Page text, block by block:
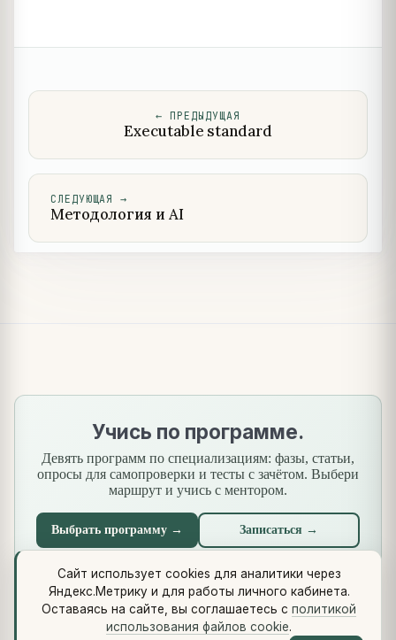
← ПРЕДЫДУЩАЯ
Executable standard
СЛЕДУЮЩАЯ →
Методология и AI
Учись по программе.
Девять программ по специализациям: фазы, статьи,
опросы для самопроверки и тесты с зачётом. Выбери
маршрут и учись с ментором.
Выбрать программу → Записаться →
Что нового Стандарты Сквозной кейс
Методология (Use Case Pattern)
Сайт использует cookies для аналитики через
Яндекс.Метрику и для работы личного кабинета.
Оставаясь на сайте, вы соглашаетесь с политикой
использования файлов cookie.